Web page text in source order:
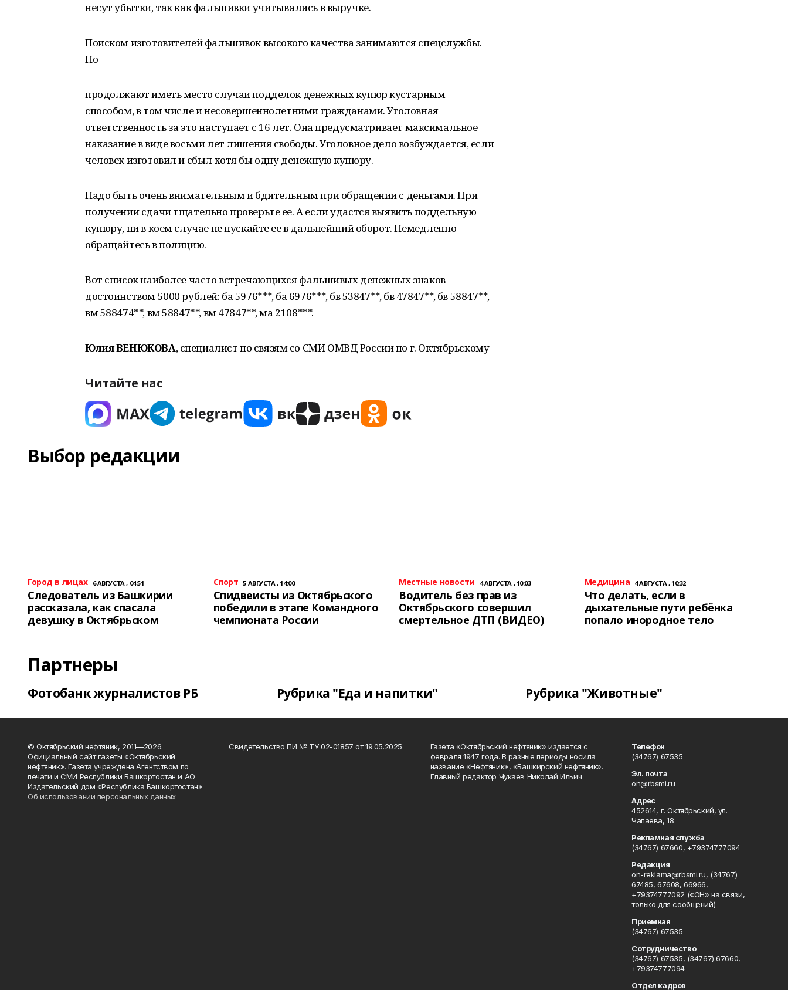
несут убытки, так как фальшивки учитывались в выручке.
Поиском изготовителей фальшивок высокого качества занимаются спецслужбы.
Но
продолжают иметь место случаи подделок денежных купюр кустарным
способом, в том числе и несовершеннолетними гражданами. Уголовная
ответственность за это наступает с 16 лет. Она предусматривает максимальное
наказание в виде восьми лет лишения свободы. Уголовное дело возбуждается, если
человек изготовил и сбыл хотя бы одну денежную купюру.
Надо быть очень внимательным и бдительным при обращении с деньгами. При
получении сдачи тщательно проверьте ее. А если удастся выявить поддельную
купюру, ни в коем случае не пускайте ее в дальнейший оборот. Немедленно
обращайтесь в полицию.
Вот список наиболее часто встречающихся фальшивых денежных знаков
достоинством 5000 рублей: ба 5976***, ба 6976***, бв 53847**, бв 47847**, бв 58847**,
вм 588474**, вм 58847**, вм 47847**, ма 2108***.
Юлия ВЕНЮКОВА, специалист по связям со СМИ ОМВД России по г. Октябрьскому
Читайте нас
Выбор редакции
Город в лицах 6 АВГУСТА , 04:51
Следователь из Башкирии
рассказала, как спасала
девушку в Октябрьском
Спорт 5 АВГУСТА , 14:00
Спидвеисты из Октябрьского
победили в этапе Командного
чемпионата России
Местные новости 4 АВГУСТА , 10:03
Водитель без прав из
Октябрьского совершил
смертельное ДТП (ВИДЕО)
Медицина 4 АВГУСТА , 10:32
Что делать, если в
дыхательные пути ребёнка
попало инородное тело
Партнеры
Фотобанк журналистов РБ Рубрика "Еда и напитки" Рубрика "Животные"
© Октябрьский нефтяник, 2011—2026.
Официальный сайт газеты «Октябрьский
нефтяник». Газета учреждена Агентством по
печати и СМИ Республики Башкортостан и АО
Издательский дом «Республика Башкортостан»
Об использовании персональных данных
Свидетельство ПИ № ТУ 02-01857 от 19.05.2025
Газета «Октябрьский нефтяник» издается с
февраля 1947 года. В разные периоды носила
название «Нефтяник», «Башкирский нефтяник».
Главный редактор Чукаев Николай Ильич
Телефон
(34767) 67535
Эл. почта
on@rbsmi.ru
Адрес
452614, г. Октябрьский, ул.
Чапаева, 18
Рекламная служба
(34767) 67660, +79374777094
Редакция
on-reklama@rbsmi.ru, (34767)
67485, 67608, 66966,
+79374777092 («ОН» на связи,
только для сообщений)
Приемная
(34767) 67535
Сотрудничество
(34767) 67535, (34767) 67660,
+79374777094
Отдел кадров